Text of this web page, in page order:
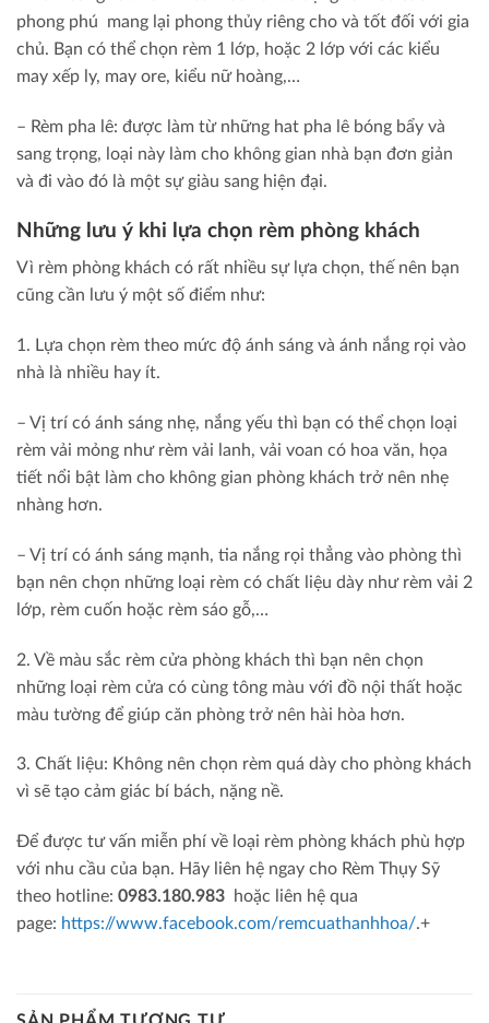
phong phú mang lại phong thủy riêng cho và tốt đối với gia
chủ. Bạn có thể chọn rèm 1 lớp, hoặc 2 lớp với các kiểu
may xếp ly, may ore, kiểu nữ hoàng,…
– Rèm pha lê: được làm từ những hat pha lê bóng bẩy và
sang trọng, loại này làm cho không gian nhà bạn đơn giản
và đi vào đó là một sự giàu sang hiện đại.
Những lưu ý khi lựa chọn rèm phòng khách
Vì rèm phòng khách có rất nhiều sự lựa chọn, thế nên bạn
cũng cần lưu ý một số điểm như:
1. Lựa chọn rèm theo mức độ ánh sáng và ánh nắng rọi vào
nhà là nhiều hay ít.
– Vị trí có ánh sáng nhẹ, nắng yếu thì bạn có thể chọn loại
rèm vải mỏng như rèm vải lanh, vải voan có hoa văn, họa
tiết nổi bật làm cho không gian phòng khách trở nên nhẹ
nhàng hơn.
– Vị trí có ánh sáng mạnh, tia nắng rọi thẳng vào phòng thì
bạn nên chọn những loại rèm có chất liệu dày như rèm vải 2
lớp, rèm cuốn hoặc rèm sáo gỗ,…
2. Về màu sắc rèm cửa phòng khách thì bạn nên chọn
những loại rèm cửa có cùng tông màu với đồ nội thất hoặc
màu tường để giúp căn phòng trở nên hài hòa hơn.
3. Chất liệu: Không nên chọn rèm quá dày cho phòng khách
vì sẽ tạo cảm giác bí bách, nặng nề.
Để được tư vấn miễn phí về loại rèm phòng khách phù hợp
với nhu cầu của bạn. Hãy liên hệ ngay cho Rèm Thụy Sỹ
theo hotline: 0983.180.983 hoặc liên hệ qua
page: https://www.facebook.com/remcuathanhhoa/.+